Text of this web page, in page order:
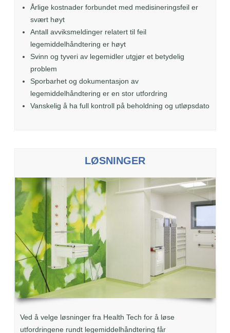
Årlige kostnader forbundet med medisineringsfeil er
svært høyt
Antall avviksmeldinger relatert til feil
legemiddelhåndtering er høyt
Svinn og tyveri av legemidler utgjør et betydelig
problem
Sporbarhet og dokumentasjon av
legemiddelhåndtering er en stor utfordring
Vanskelig å ha full kontroll på beholdning og utløpsdato
LØSNINGER
Ved å velge løsninger fra Health Tech for å løse
utfordringene rundt legemiddelhåndtering får